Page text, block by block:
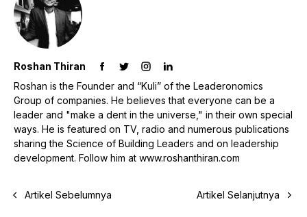
Roshan Thiran
Roshan is the Founder and “Kuli” of the Leaderonomics
Group of companies. He believes that everyone can be a
leader and "make a dent in the universe," in their own special
ways. He is featured on TV, radio and numerous publications
sharing the Science of Building Leaders and on leadership
development. Follow him at www.roshanthiran.com
Artikel Sebelumnya Artikel Selanjutnya